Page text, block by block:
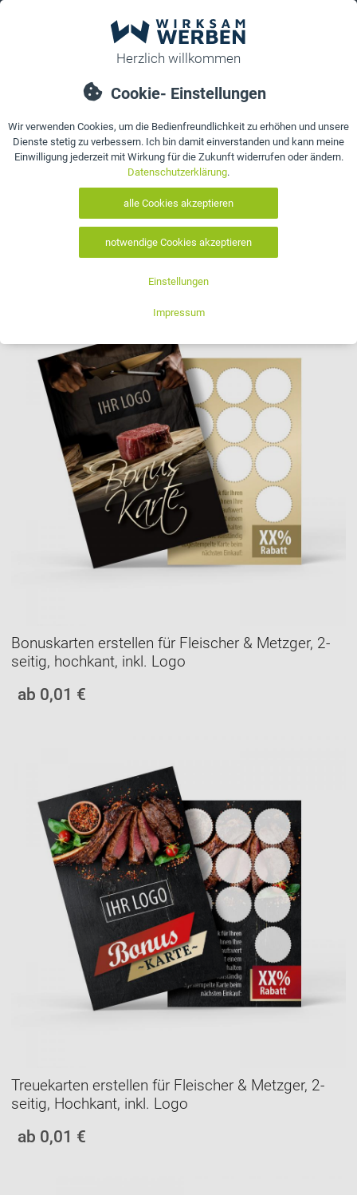
Startseite>Bonuskarten drucken, individuelle Stempel- &
Kundenkarten gestalten
Bonuskarten drucken,
individuelle Stempel- &
Kundenkarten gestalten
Bonuskarten erstellen für Fleischer & Metzger, 2-
seitig, hochkant, inkl. Logo
ab 0,01 €
Treuekarten erstellen für Fleischer & Metzger, 2-
seitig, Hochkant, inkl. Logo
ab 0,01 €